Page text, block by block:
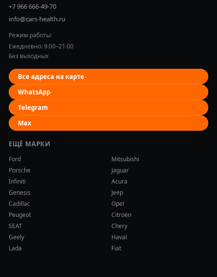
+7 966 666-49-70
info@cars-health.ru
Режим работы:
Ежедневно: 9:00–21:00
Без выходных
Все адреса на карте
WhatsApp
Telegram
Max
ЕЩЁ МАРКИ
Ford
Mitsubishi
Porsche
Jaguar
Infiniti
Acura
Genesis
Jeep
Cadillac
Opel
Peugeot
Citroën
SEAT
Chery
Geely
Haval
Lada
Fiat